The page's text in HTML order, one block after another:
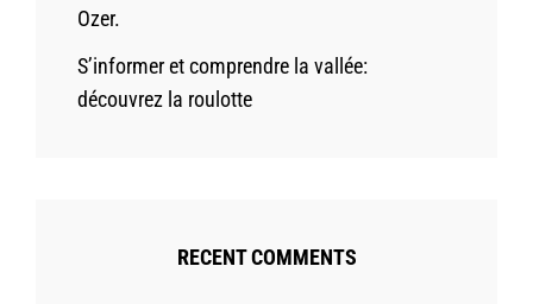
Ozer.
S’informer et comprendre la vallée:
découvrez la roulotte
RECENT COMMENTS